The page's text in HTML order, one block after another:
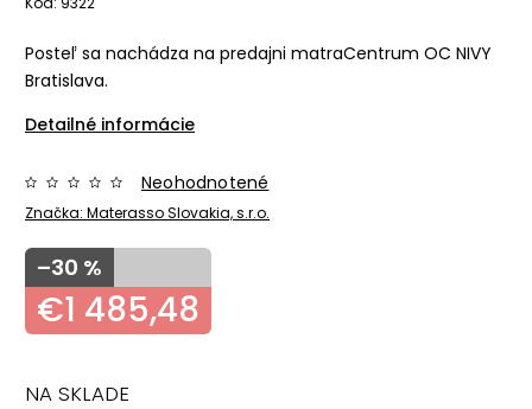
Posteľ sa nachádza na predajni matraCentrum OC NIVY
Bratislava.
Detailné informácie
Značka: Materasso Slovakia, s.r.o.
Neohodnotené
–30 %
€1 485,48
NA SKLADE